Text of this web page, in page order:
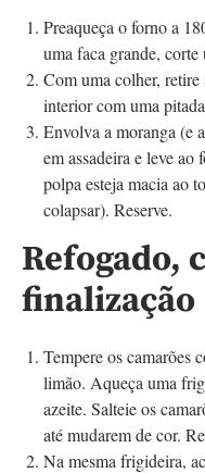
Preaqueça o forno a
uma faca grande, corte
Com uma colher, retire
interior com uma
Envolva a moranga (e
em assadeira e leve
polpa esteja macia ao
colapsar). Reserve.
Refogado,
finalização
Tempere os camarões
limão. Aqueça uma
azeite. Salteie os
até mudarem de cor.
Na mesma frigideira,